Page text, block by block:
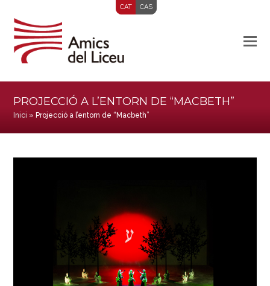
CAT CAS
PROJECCIÓ A L’ENTORN DE “MACBETH”
Inici » Projecció a l’entorn de “Macbeth”